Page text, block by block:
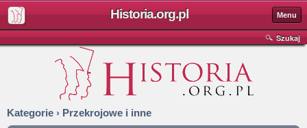
Historia.org.pl Menu
Szukaj
Kategorie › Przekrojowe i inne